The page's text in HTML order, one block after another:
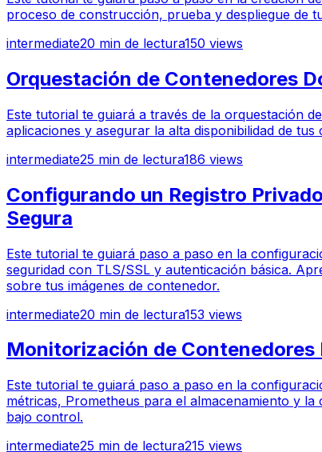
proceso de construcción, prueba y despliegue de
intermediate20 min de lectura150 views
Orquestación de Contenedores
Este tutorial te guiará a través de la orquestación
aplicaciones y asegurar la alta disponibilidad de tus
intermediate25 min de lectura186 views
Configurando un Registro
Segura
Este tutorial te guiará paso a paso en la
seguridad con TLS/SSL y autenticación básica.
sobre tus imágenes de contenedor.
intermediate20 min de lectura153 views
Monitorización de Contenedores
Este tutorial te guiará paso a paso en la
métricas, Prometheus para el almacenamiento y
bajo control.
intermediate25 min de lectura215 views